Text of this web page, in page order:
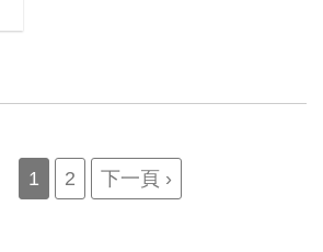
Current
1 Page
2
Next
下一頁 ›